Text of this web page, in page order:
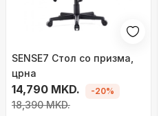
SENSE7 Стол со призма,
црна
14,790 MKD.
18,390 MKD.
-20%